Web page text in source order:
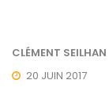
CLÉMENT SEILHAN
20 JUIN 2017